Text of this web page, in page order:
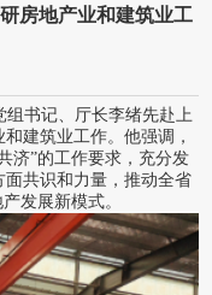
房地产业和建筑业工
组书记、厅长李绪先赴上
建筑业工作。他强调，
济”的工作要求，充分发
共识和力量，推动全省
发展新模式。